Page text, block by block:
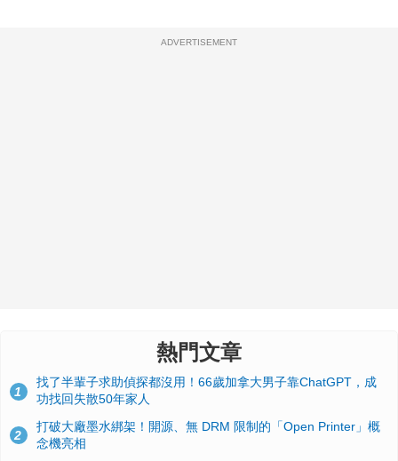
ADVERTISEMENT
熱門文章
1
找了半輩子求助偵探都沒用！66歲加拿大男子靠ChatGPT，成
功找回失散50年家人
2
打破大廠墨水綁架！開源、無 DRM 限制的「Open Printer」概
念機亮相